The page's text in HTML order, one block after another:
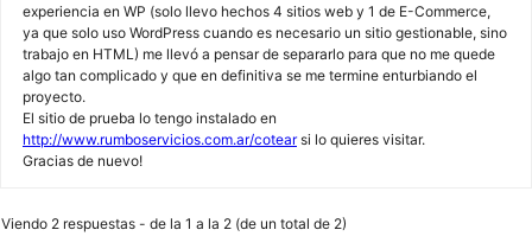
experiencia en WP (solo llevo hechos 4 sitios web y 1 de E-Commerce,
ya que solo uso WordPress cuando es necesario un sitio gestionable, sino
trabajo en HTML) me llevó a pensar de separarlo para que no me quede
algo tan complicado y que en definitiva se me termine enturbiando el
proyecto.
El sitio de prueba lo tengo instalado en
http://www.rumboservicios.com.ar/cotearsi lo quieres visitar.
Gracias de nuevo!
Viendo 2 respuestas - de la 1 a la 2 (de un total de 2)